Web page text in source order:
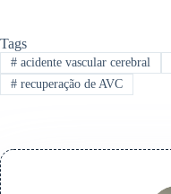
Tags
#acidente vascular cerebral
#recuperação de AVC